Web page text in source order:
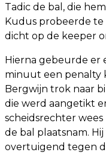
Tadic de bal, die
Kudus probeerde
dicht op de keeper
Hierna gebeurde er
minuut een penalty
Bergwijn trok naar
die werd aangetikt
scheidsrechter wees
de bal plaatsnam.
overtuigend tegen